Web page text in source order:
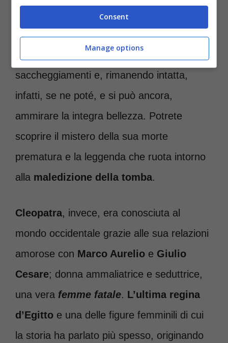
, grazie alla sua posizione
nascosta, riuscì a sfuggire all’occhio umano
per molto tempo, evitando anche
saccheggiamenti e, rimanendo intatta,
infatti, se ne poté, e si può ancora,
ammirare la integra bellezza. Potrete
scoprire il mistero della sua morte
prematura e la leggenda che ruota intorno
alla maledizione della tomba.
Cleopatra, invece, era conosciuta al
mondo occidentale grazie alle sua relazioni
amorose con Marco Aurelio e Giulio
Cesare; donna ammaliatrice e seduttrice,
una vera femme fatale. L’ultima regina
d’Egitto e una delle figure femminili di cui
la storia ha parlato più spesso, originando
Consent
Manage options